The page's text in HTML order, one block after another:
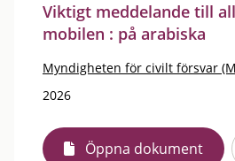
Viktigt meddelande till
mobilen : på arabiska
Myndigheten för civilt försvar
2026
Öppna dokument